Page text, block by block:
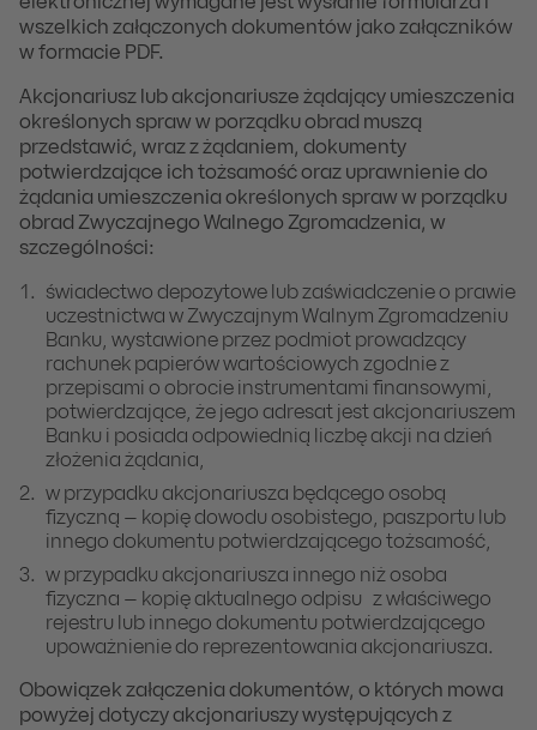
elektronicznej wymagane jest wysłanie formularza i
wszelkich załączonych dokumentów jako załączników
w formacie PDF.
Akcjonariusz lub akcjonariusze żądający umieszczenia
określonych spraw w porządku obrad muszą
przedstawić, wraz z żądaniem, dokumenty
potwierdzające ich tożsamość oraz uprawnienie do
żądania umieszczenia określonych spraw w porządku
obrad Zwyczajnego Walnego Zgromadzenia, w
szczególności:
świadectwo depozytowe lub zaświadczenie o prawie
uczestnictwa w Zwyczajnym Walnym Zgromadzeniu
Banku, wystawione przez podmiot prowadzący
rachunek papierów wartościowych zgodnie z
przepisami o obrocie instrumentami finansowymi,
potwierdzające, że jego adresat jest akcjonariuszem
Banku i posiada odpowiednią liczbę akcji na dzień
złożenia żądania,
w przypadku akcjonariusza będącego osobą
fizyczną – kopię dowodu osobistego, paszportu lub
innego dokumentu potwierdzającego tożsamość,
w przypadku akcjonariusza innego niż osoba
fizyczna – kopię aktualnego odpisu z właściwego
rejestru lub innego dokumentu potwierdzającego
upoważnienie do reprezentowania akcjonariusza.
Obowiązek załączenia dokumentów, o których mowa
powyżej dotyczy akcjonariuszy występujących z